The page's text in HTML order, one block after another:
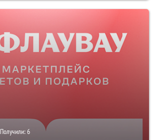
Получили:6